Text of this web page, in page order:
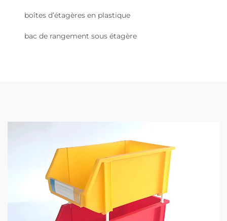
boîtes d’étagères en plastique
bac de rangement sous étagère